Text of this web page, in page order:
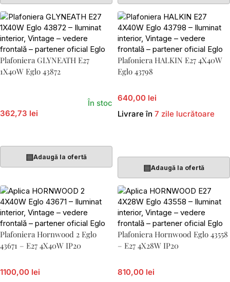
Plafoniera GLYNEATH E27
1X40W Eglo 43872
362,73 lei
În stoc
▤Adaugă la ofertă
Plafoniera HALKIN E27 4X40W
Eglo 43798
640,00 lei
Livrare în 7 zile lucrătoare
▤Adaugă la ofertă
Plafoniera Hornwood 2 Eglo
43671 – E27 4X40W IP20
1100,00 lei
Plafoniera Hornwood Eglo 43558
– E27 4X28W IP20
810,00 lei